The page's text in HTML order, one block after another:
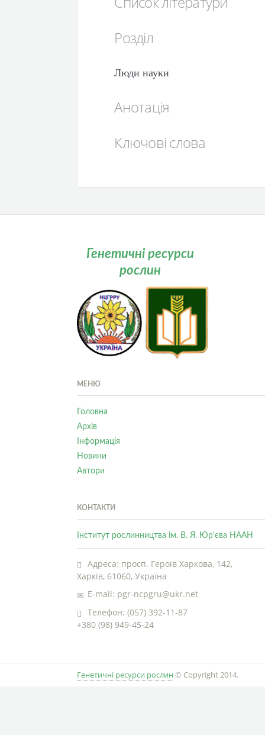
Розділ
Люди науки
Анотація
Ключові слова
Генетичні ресурси
рослин
МЕНЮ
Головна
Архів
Інформація
Новини
Автори
КОНТАКТИ
Інститут рослинництва ім. В. Я. Юр’єва НААН
Адреса: просп. Героїв Харкова, 142,
Харків, 61060, Україна
E-mail: pgr-ncpgru@ukr.net
Телефон: (057) 392-11-87
+380 (98) 949-45-24
Генетичні ресурси рослин © Copyright 2014.